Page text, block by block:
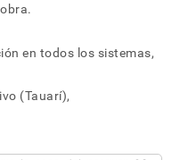
en todos los sistemas,
(Tauarí),